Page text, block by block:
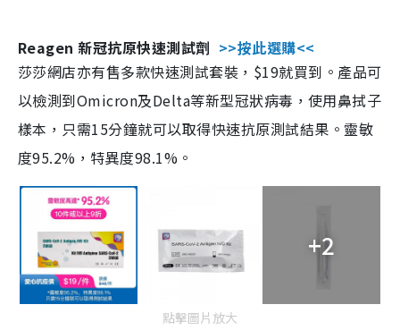
Reagen 新冠抗原快速測試劑 >>按此選購<<
莎莎網店亦有售多款快速測試套裝，$19就買到。產品可
以檢測到Omicron及Delta等新型冠狀病毒，使用鼻拭子
樣本，只需15分鐘就可以取得快速抗原測試結果。靈敏
度95.2%，特異度98.1%。
+2
點擊圖片放大